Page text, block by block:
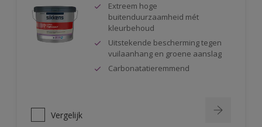
Extreem hoge
buitenduurzaamheid mét
kleurbehoud
Uitstekende bescherming tegen
vuilaanhang en groene aanslag
Carbonatatieremmend
Vergelijk